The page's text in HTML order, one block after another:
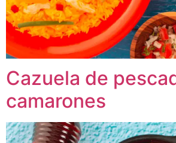
Cazuela de
camarones